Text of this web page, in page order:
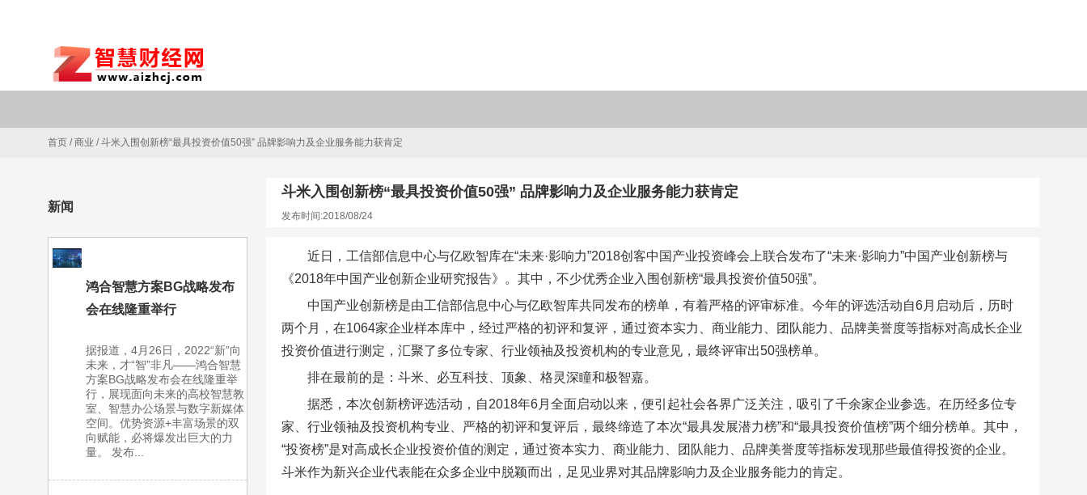
首页 /商业 /斗米入围创新榜“最具投资价值50强” 品牌影响力及企业服务能力获肯定
新闻
鸿合智慧方案BG战略发布
会在线隆重举行
据报道，4月26日，2022“新”向
未来，才“智”非凡——鸿合智慧
方案BG战略发布会在线隆重举
行，展现面向未来的高校智慧教
室、智慧办公场景与数字新媒体
空间。优势资源+丰富场景的双
向赋能，必将爆发出巨大的力
量。 发布...
斗米入围创新榜“最具投资价值50强” 品牌影响力及企业服务能力获肯定
发布时间:2018/08/24
近日，工信部信息中心与亿欧智库在“未来·影响力”2018创客中国产业投资峰会上联合发布了“未来·影响力”中国产业创新榜与
《2018年中国产业创新企业研究报告》。其中，不少优秀企业入围创新榜“最具投资价值50强”。
中国产业创新榜是由工信部信息中心与亿欧智库共同发布的榜单，有着严格的评审标准。今年的评选活动自6月启动后，历时
两个月，在1064家企业样本库中，经过严格的初评和复评，通过资本实力、商业能力、团队能力、品牌美誉度等指标对高成长企业
投资价值进行测定，汇聚了多位专家、行业领袖及投资机构的专业意见，最终评审出50强榜单。
排在最前的是：斗米、必互科技、顶象、格灵深瞳和极智嘉。
据悉，本次创新榜评选活动，自2018年6月全面启动以来，便引起社会各界广泛关注，吸引了千余家企业参选。在历经多位专
家、行业领袖及投资机构专业、严格的初评和复评后，最终缔造了本次“最具发展潜力榜”和“最具投资价值榜”两个细分榜单。其中，
“投资榜”是对高成长企业投资价值的测定，通过资本实力、商业能力、团队能力、品牌美誉度等指标发现那些最值得投资的企业。
斗米作为新兴企业代表能在众多企业中脱颖而出，足见业界对其品牌影响力及企业服务能力的肯定。